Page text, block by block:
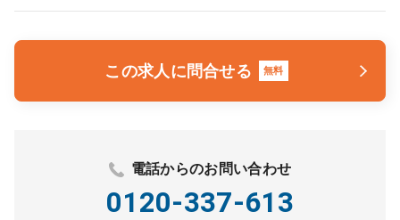
この求人に問合せる 無料
電話からのお問い合わせ
0120-337-613